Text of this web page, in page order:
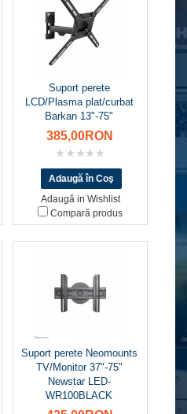
Suport perete
LCD/Plasma plat/curbat
Barkan 13"-75"
385,00RON
Adaugă in Wishlist
Compară produs
Suport perete Neomounts
TV/Monitor 37"-75"
Newstar LED-
WR100BLACK